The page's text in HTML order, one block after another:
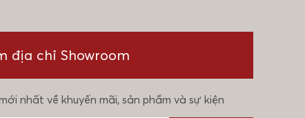
địa chỉ Showroom
nhất về khuyến mãi, sản phẩm và sự kiện